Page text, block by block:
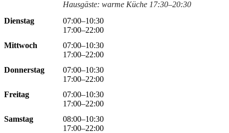
Hausgäste: warme Küche 17:30–20:30
Dienstag
07:00–10:30
17:00–22:00
Mittwoch
07:00–10:30
17:00–22:00
Donnerstag
07:00–10:30
17:00–22:00
Freitag
07:00–10:30
17:00–22:00
Samstag
08:00–10:30
17:00–22:00